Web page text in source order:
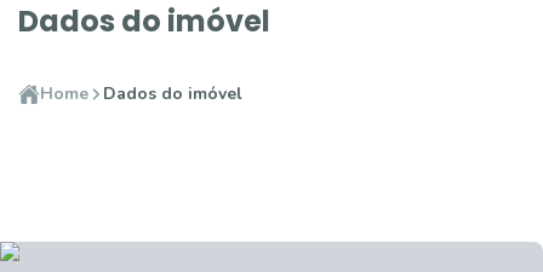
Dados do imóvel
Home Dados do imóvel